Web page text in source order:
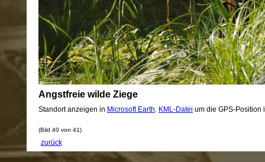
Angstfreie wilde Ziege
Standort anzeigen in Microsoft Earth KML-Datei um die GPS-Position
(Bild 40 von 41)
zurück